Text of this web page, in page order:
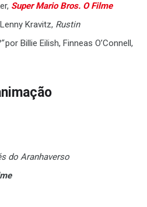
Super Mario Bros. O Filme
Kravitz, Rustin
por Billie Eilish, Finneas O’Connell,
do Aranhaverso